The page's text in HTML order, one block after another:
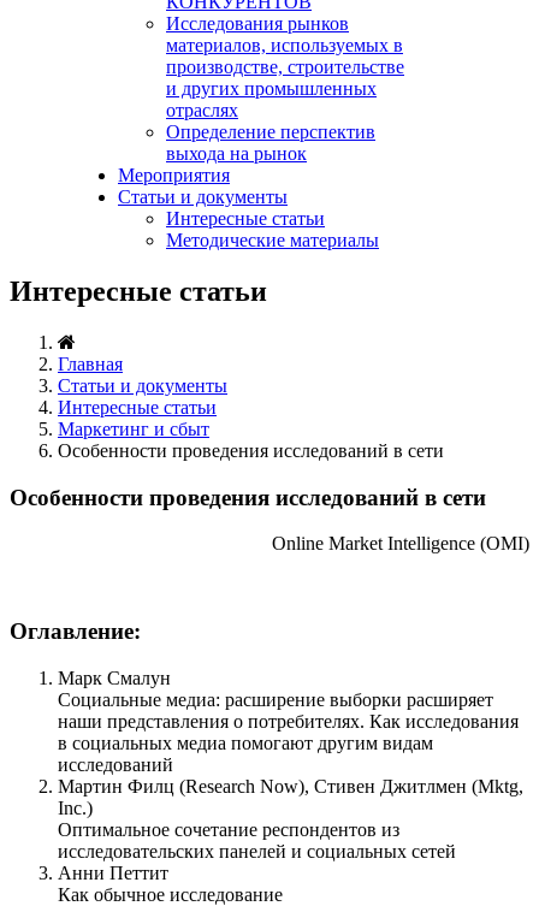
Исследования рынков
материалов, используемых в
производстве, строительстве
и других промышленных
отраслях
Определение перспектив
выхода на рынок
Мероприятия
Статьи и документы
Интересные статьи
Методические материалы
Интересные статьи
Главная
Статьи и документы
Интересные статьи
Маркетинг и сбыт
Особенности проведения исследований в сети
Особенности проведения исследований в сети
Online Market Intelligence (OMI)
Оглавление:
Марк Смалун
Социальные медиа: расширение выборки расширяет
наши представления о потребителях. Как исследования
в социальных медиа помогают другим видам
исследований
Мартин Филц (Research Now), Стивен Джитлмен (Mktg,
Inc.)
Оптимальное сочетание респондентов из
исследовательских панелей и социальных сетей
Анни Петтит
Как обычное исследование